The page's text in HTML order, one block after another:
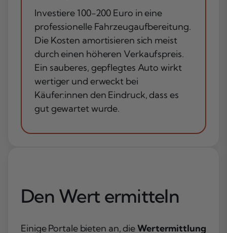
Investiere 100-200 Euro in eine
professionelle Fahrzeugaufbereitung.
Die Kosten amortisieren sich meist
durch einen höheren Verkaufspreis.
Ein sauberes, gepflegtes Auto wirkt
wertiger und erweckt bei
Käufer:innen den Eindruck, dass es
gut gewartet wurde.
Den Wert ermitteln
Einige Portale bieten an, dieWertermittlung